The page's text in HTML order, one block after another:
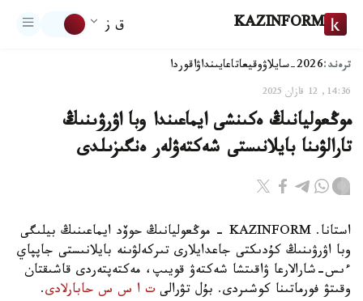
KAZINFORM ق ز
ترەند:2026-سايلاۋ وقيعاتاعايىنداۋاقوردا
14:36, 12 قازان 2025
موڭعوليانىڭ ەكىنشى ايماعىندا وبا اۋرۋىنىڭ
تارالۋىنا بايلانىستى شەكتەۋلەر ەنگىزىلدى
استانا. KAZINFORM - موڭعوليانىڭ حوۆد ايماعىنىڭ بيلىگى
وبا اۋرۋىنىڭ كۇدىكتى جاعدايلارى تىركەلۋىنە بايلانىستى جاپپاي
ءىس-شارالارعا ۋاقىتشا شەكتەۋ قويىپ، مەكتەپتەردى قاشىقتان
وقىتۋ فورماتىنا كوشىردى. بۇل تۋرالىت ا س س حابارلادى.